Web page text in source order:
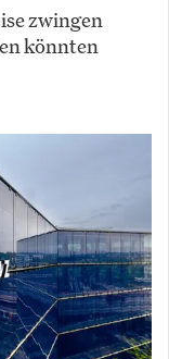
zwingen
könnten